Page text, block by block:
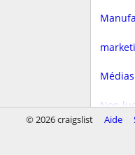
Médias
Non
© 2026 craigslist Aide